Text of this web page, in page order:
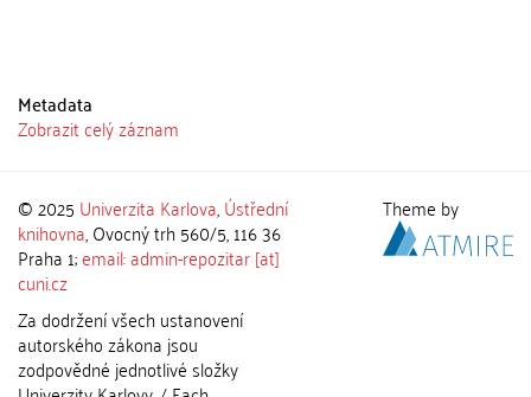
Metadata
Zobrazit celý záznam
© 2025 Univerzita Karlova,Ústřední
knihovna, Ovocný trh 560/5, 116 36
Praha 1;email: admin-repozitar [at]
cuni.cz
Za dodržení všech ustanovení
autorského zákona jsou
zodpovědné jednotlivé složky
Theme by